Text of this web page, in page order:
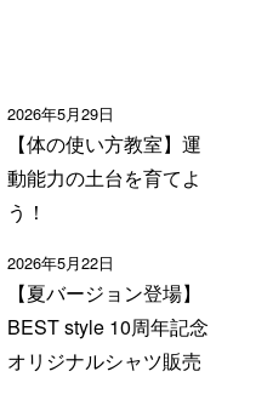
2026年5月29日
【体の使い方教室】運
動能力の土台を育てよ
う！
2026年5月22日
【夏バージョン登場】
BEST style 10周年記念
オリジナルシャツ販売